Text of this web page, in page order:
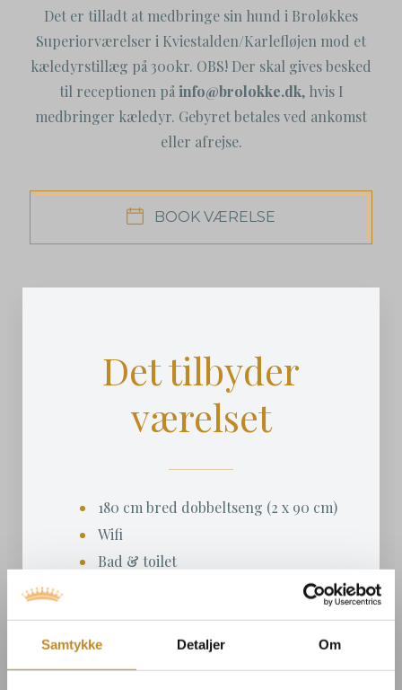
Samtykke Detaljer Om
Det er tilladt at medbringe sin hund i Broløkkes
Superiorværelser i Kviestalden/Karlefløjen mod et
kæledyrstillæg på 300kr. OBS! Der skal gives besked
til receptionen på info@brolokke.dk, hvis I
medbringer kæledyr. Gebyret betales ved ankomst
eller afrejse.
BOOK VÆRELSE
Det tilbyder
værelset
180 cm bred dobbeltseng (2 x 90 cm)
Wifi
Bad & toilet
Shampoo, body wash & hand wash
Håndklæder
Røgfrit værelse